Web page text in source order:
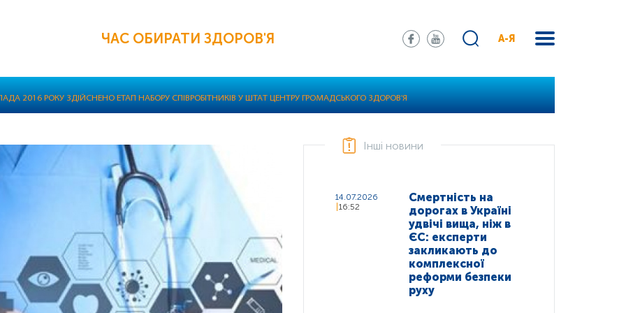
ЧАС ОБИРАТИ ЗДОРОВ'Я А-Я
2016 РОКУ ЗДІЙСНЕНО ЕТАП НАБОРУ СПІВРОБІТНИКІВ У ШТАТ ЦЕНТРУ ГРОМАДСЬКОГО ЗДОРОВ'Я
Інші новини
14.07.2026
16:52
Смертність на
дорогах в Україні
удвічі вища, ніж в
ЄС: експерти
закликають до
комплексної
реформи безпеки
руху